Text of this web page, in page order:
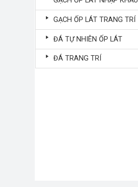
GẠCH ỐP LÁT TRANG TRÍ
ĐÁ TỰ NHIÊN ỐP LÁT
ĐÁ TRANG TRÍ